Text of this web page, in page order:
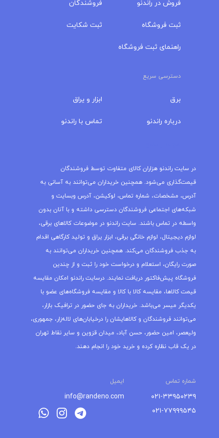
فروش در راندنو
ثبت فروشگاه
راهنمای ثبت فروشگاه
فروشندگان
ثبت شکایت
دسترسی سریع
برق
درباره‌ راندنو
ابزار و یراق
تماس با راندنو
در سایت راندنو هزاران کالای متفاوت توسط فروشندگان
قیمت‌گذاری می‌شود. همچنین خریداران می‌توانند به آسانی به
آدرس، مشخصات، شماره تماس، لوکیشن، آدرس وبسایت و
شبکه‌های اجتماعی فروشندگان دسترسی داشته و با آنان بدون
واسطه در تماس باشند. سایت راندنو در موضوعات کالاهای برقی،
لوازم دیجیتال، لوازم خانگی برقی، ابزار یراق و تولید کارگاهی اقدام
به جذب فروشندگان می‌کند. همچنین خریداران می‌توانند به
صورت رایگان، استعلام و درخواست خود را ثبت و از چندین
فروشگاه پیش‌فاکتور دریافت نمایند. درسایت راندنو امکان مقایسه
قیمت کالاها، مقایسه کالا با کالا و مقایسه فروشگاه‌های عضو با
یکدیگر میسر می‌باشد. خریداران به جای حضور در ترافیک بازار،
می‌توانند فروشندگان و کالاهایشان را درخیابان‌های لاله‌زار، جمهوری،
ولیعصر، امین حضور، حسن آباد، میدان قزوین و سایر نقاط تهران
در یک قاب نظاره کرده و خرید خود را انجام دهند.
شماره تماس ایمیل
۰۲۱-۳۳۹۵۰۲۳۹
۰۲۱-۷۷۹۹۹۵۴۵
info@randeno.com